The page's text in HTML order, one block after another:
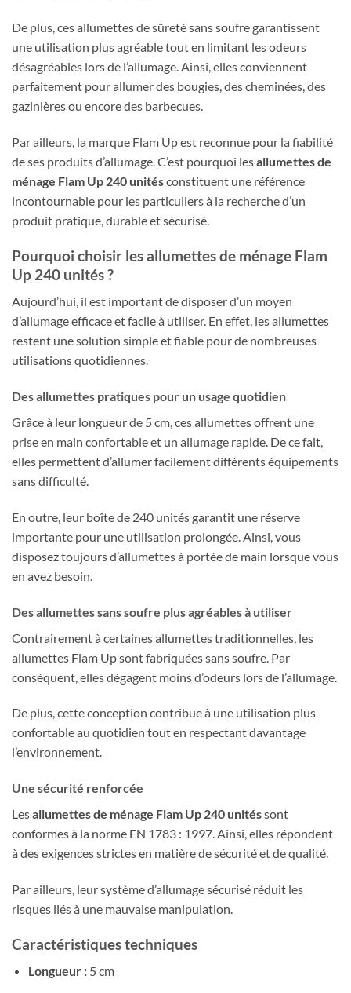
De plus, ces allumettes de sûreté sans soufre garantissent
une utilisation plus agréable tout en limitant les odeurs
désagréables lors de l’allumage. Ainsi, elles conviennent
parfaitement pour allumer des bougies, des cheminées, des
gazinières ou encore des barbecues.
Par ailleurs, la marque Flam Up est reconnue pour la fiabilité
de ses produits d’allumage. C’est pourquoi lesallumettes de
ménage Flam Up 240 unitésconstituent une référence
incontournable pour les particuliers à la recherche d’un
produit pratique, durable et sécurisé.
Pourquoi choisir les allumettes de ménage Flam
Up 240 unités ?
Aujourd’hui, il est important de disposer d’un moyen
d’allumage efficace et facile à utiliser. En effet, les allumettes
restent une solution simple et fiable pour de nombreuses
utilisations quotidiennes.
Des allumettes pratiques pour un usage quotidien
Grâce à leur longueur de 5 cm, ces allumettes offrent une
prise en main confortable et un allumage rapide. De ce fait,
elles permettent d’allumer facilement différents équipements
sans difficulté.
En outre, leur boîte de 240 unités garantit une réserve
importante pour une utilisation prolongée. Ainsi, vous
disposez toujours d’allumettes à portée de main lorsque vous
en avez besoin.
Des allumettes sans soufre plus agréables à utiliser
Contrairement à certaines allumettes traditionnelles, les
allumettes Flam Up sont fabriquées sans soufre. Par
conséquent, elles dégagent moins d’odeurs lors de l’allumage.
De plus, cette conception contribue à une utilisation plus
confortable au quotidien tout en respectant davantage
l’environnement.
Une sécurité renforcée
Lesallumettes de ménage Flam Up 240 unitéssont
conformes à la norme EN 1783 : 1997. Ainsi, elles répondent
à des exigences strictes en matière de sécurité et de qualité.
Par ailleurs, leur système d’allumage sécurisé réduit les
risques liés à une mauvaise manipulation.
Caractéristiques techniques
Longueur :5 cm